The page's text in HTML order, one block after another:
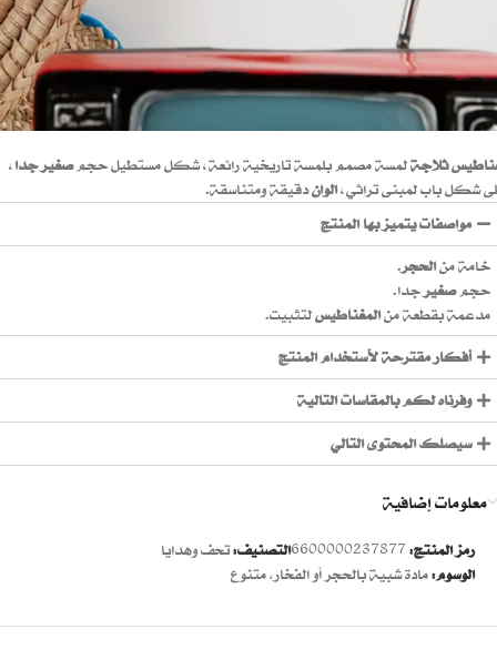
ثلاجةلمسة مصمم بلمسة تاريخية رائعة، شكل مستطيل حجمصغير جدا،
شكل باب لمبنى تراثي،الواندقيقة ومتناسقة.
مواصفات يتميز بها المنتج
خامة منالحجر.
حجمصغيرجدا.
مدعمة بقطعة منالمغناطيسلتثبيت.
أفكار مقترحة لأستخدام المنتج
وفرناه لكم بالمقاسات التالية
سيصلك المحتوى التالي
معلومات إضافية
رمز المنتج:6600000237877التصنيف:تحف وهدايا
الوسوم:مادة شبية بالحجر أو الفخار,متنوع